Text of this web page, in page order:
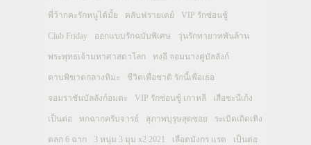
พี่ว้ากคะรักหนูได้มั้ย คลับฟรายเดย์ VIP รักซ่อนชู้
Club Friday ออกแบบรักฉบับพิเศษ วุ่นรักทายาทพันล้าน
พระพุทธเจ้ามหาศาสดาโลก ทงอี จอมนางคู่บัลลังก์
ดาบพิฆาตกลางหิมะ ชีวิตเพื่อชาติ รักนี้เพื่อเธอ
จอมราชันบัลลังก์อมตะ VIP รักซ่อนชู้ เกาหลี เสือชะนีเก้ง
เป็นต่อ หกฉากครับจารย์ สุภาพบุรุษสุดซอย ระเบิดเถิดเทิง
ตลก 6 ฉาก 3 หนุ่ม 3 มุม x2 2021 เลือดมังกร แรด เป็นต่อ